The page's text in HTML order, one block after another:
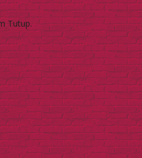
Tutup.